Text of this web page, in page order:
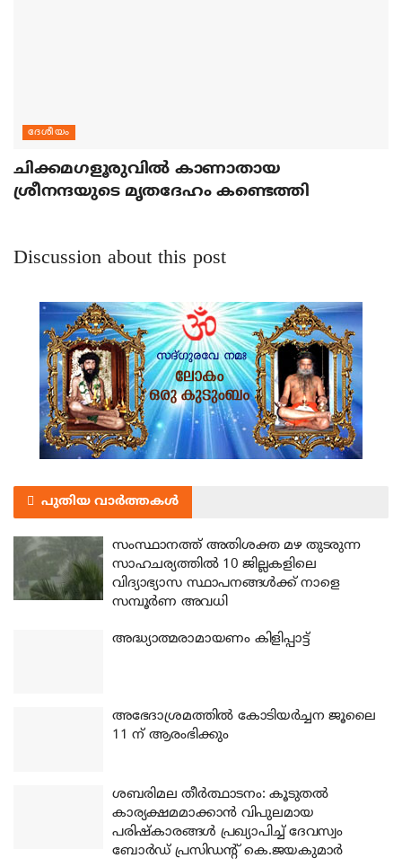
ദേശീയം
ചിക്കമഗളൂരുവില്‍ കാണാതായ
ശ്രീനന്ദയുടെ മൃതദേഹം കണ്ടെത്തി
Discussion about this post
പുതിയ വാർത്തകൾ
സംസ്ഥാനത്ത് അതിശക്ത മഴ തുടരുന്ന
സാഹചര്യത്തിൽ 10 ജില്ലകളിലെ
വിദ്യാഭ്യാസ സ്ഥാപനങ്ങൾക്ക് നാളെ
സമ്പൂർണ അവധി
അദ്ധ്യാത്മരാമായണം കിളിപ്പാട്ട്
അഭേദാശ്രമത്തില്‍ കോടിയര്‍ച്ചന ജൂലൈ
11 ന് ആരംഭിക്കും
ശബരിമല തീര്‍ത്ഥാടനം: കൂടുതല്‍
കാര്യക്ഷമമാക്കാന്‍ വിപുലമായ
പരിഷ്‌കാരങ്ങള്‍ പ്രഖ്യാപിച്ച് ദേവസ്വം
ബോര്‍ഡ് പ്രസിഡന്റ് കെ.ജയകുമാര്‍